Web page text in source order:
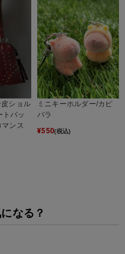
皮ショル
トバッ
ンス
ミニキーホルダー/カピ
バラ
¥550(税込)
なる？